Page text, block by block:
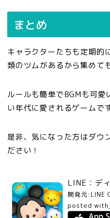
まとめ
キャラクターたちも定期的
類のツムがあるから集めて
ルールも簡単でBGMも可
い年代に愛されるゲームで
是非、気になった方はダウ
ださい！
LINE：デ
開発元: LINE
posted with